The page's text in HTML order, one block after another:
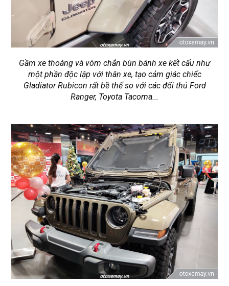
Gầm xe thoáng và vòm chắn bùn bánh xe kết cấu như
một phần độc lập với thân xe, tạo cảm giác chiếc
Gladiator Rubicon rất bề thế so với các đối thủ Ford
Ranger, Toyota Tacoma...